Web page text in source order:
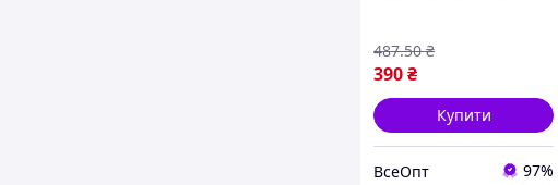
390₴
487.50 ₴
Купити
ВсеОпт 97%